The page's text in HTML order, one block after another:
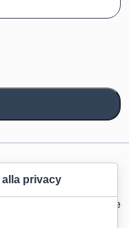
20155 Milano Italy - PIVA
byTWOW
alla privacy